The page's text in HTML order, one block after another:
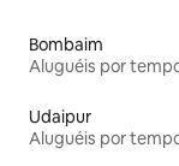
Bombaim
Aluguéis por
Udaipur
Aluguéis por